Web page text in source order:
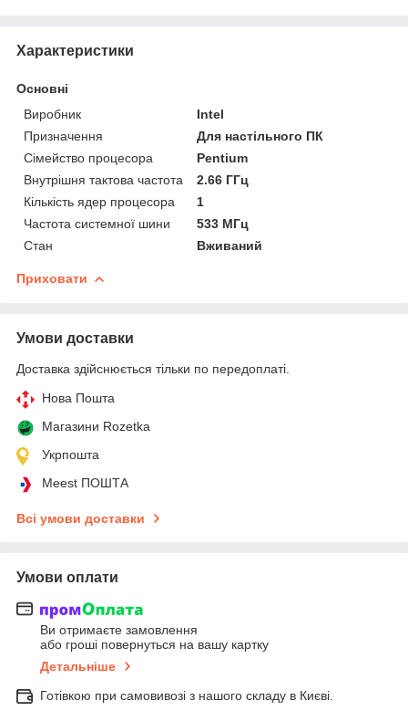
Характеристики
Основні
Виробник
Intel
Призначення
Для настільного ПК
Сімейство процесора
Pentium
Внутрішня тактова частота
2.66 ГГц
Кількість ядер процесора
1
Частота системної шини
533 МГц
Стан
Вживаний
Приховати
Умови доставки
Доставка здійснюється тільки по передоплаті.
Нова Пошта
Магазини Rozetka
Укрпошта
Meest ПОШТА
Всі умови доставки
Умови оплати
Ви отримаєте замовлення
або гроші повернуться на вашу картку
Детальніше
Готівкою при самовивозі з нашого складу в Києві.